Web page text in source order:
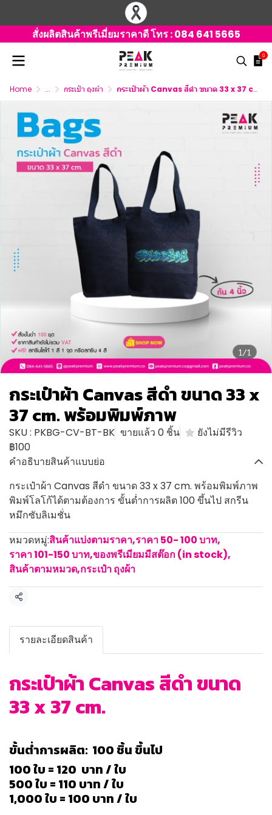
สั่งผลิตสินค้าพรีเมี่ยมราคาดี โทร :084 641 5665
0
Home ... กระเป๋า ถุงผ้า กระเป๋าผ้า Canvas สีดำ ขนาด 33 x 37 cm. พร้อมพิมพ์ภาพ
1/1
กระเป๋าผ้า Canvas สีดำ ขนาด 33 x
37 cm. พร้อมพิมพ์ภาพ
SKU : PKBG-CV-BT-BK ขายแล้ว 0 ชิ้น
ยังไม่มีรีวิว
฿100
คำอธิบายสินค้าแบบย่อ
กระเป๋าผ้า Canvas สีดำ ขนาด 33 x 37 cm. พร้อมพิมพ์ภาพ
พิมพ์โลโก้ได้ตามต้องการ ขั้นต่ำการผลิต 100 ขึ้นไป สกรีน
หมึกซับลิเมชั่น
หมวดหมู่:สินค้าแบ่งตามราคา,ราคา 50- 100 บาท,
ราคา 101-150 บาท,ของพรีเมียมมีสต๊อก (in stock),
สินค้าตามหมวด,กระเป๋า ถุงผ้า
แชร์
รายละเอียดสินค้า
กระเป๋าผ้า Canvas สีดำ ขนาด
33 x 37 cm.
ขั้นต่ำการผลิต: 100 ชิ้น ขึ้นไป
100 ใบ = 120 บาท / ใบ
500 ใบ = 110 บาท / ใบ
1,000 ใบ = 100 บาท / ใบ